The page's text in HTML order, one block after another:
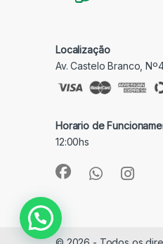
Localização
Av. Castelo Branco,
Horario de
12:00hs